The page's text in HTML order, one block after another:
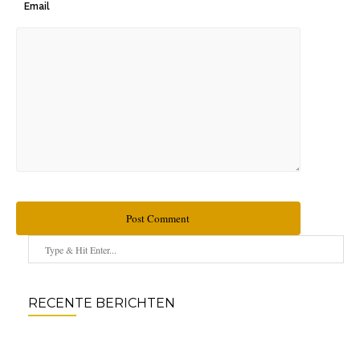
Email
Post Comment
RECENTE BERICHTEN